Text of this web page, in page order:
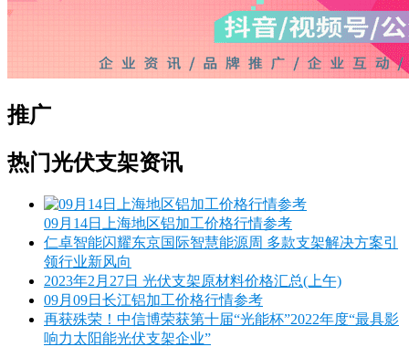
推广
热门光伏支架资讯
09月14日上海地区铝加工价格行情参考
仁卓智能闪耀东京国际智慧能源周 多款支架解决方案引
领行业新风向
2023年2月27日 光伏支架原材料价格汇总(上午)
09月09日长江铝加工价格行情参考
再获殊荣！中信博荣获第十届“光能杯”2022年度“最具影
响力太阳能光伏支架企业”